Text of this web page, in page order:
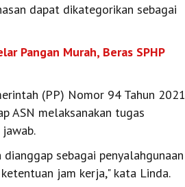
dapat dikategorikan sebagai
Pangan Murah, Beras SPHP
(PP) Nomor 94 Tahun 2021
ASN melaksanakan tugas
sebagai penyalahgunaan
jam kerja," kata Linda.